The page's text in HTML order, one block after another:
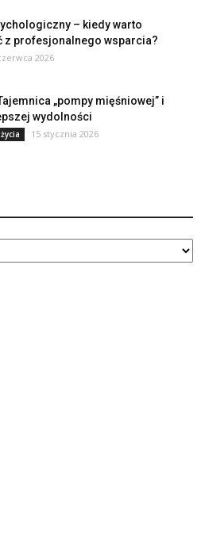
– kiedy warto
z profesjonalnego wsparcia?
2026
„pompy mięśniowej” i
wydolności
15 stycznia 2026